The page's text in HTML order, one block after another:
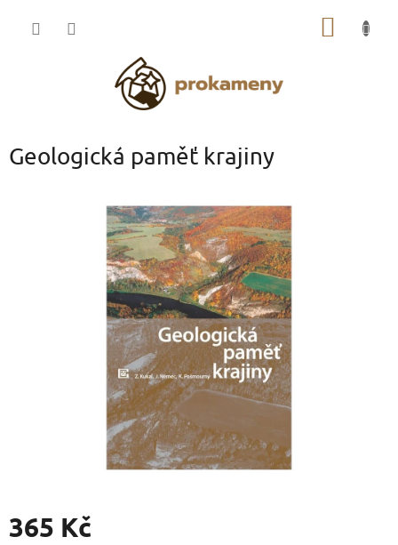
Geologická paměť krajiny
365 Kč